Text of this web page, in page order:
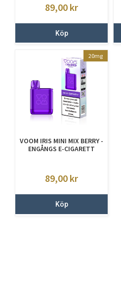
89,00 kr
Köp
20mg
VOOM IRIS MINI MIX BERRY -
ENGÅNGS E-CIGARETT
89,00 kr
Köp